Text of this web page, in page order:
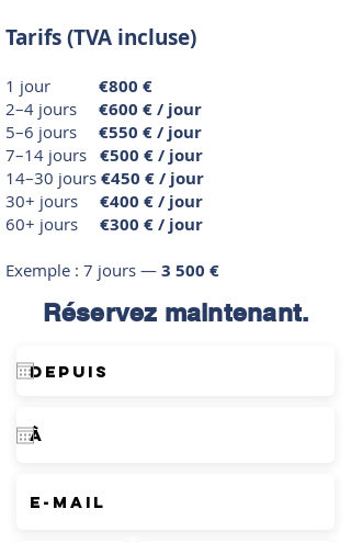
Tarifs (TVA incluse)
1 jour €800 €
2–4 jours €600 € / jour
5–6 jours €550 € / jour
7–14 jours €500 € / jour
14–30 jours €450 € / jour
30+ jours €400 € / jour
60+ jours €300 € / jour
Exemple : 7 jours — 3 500 €
Réservez maintenant.